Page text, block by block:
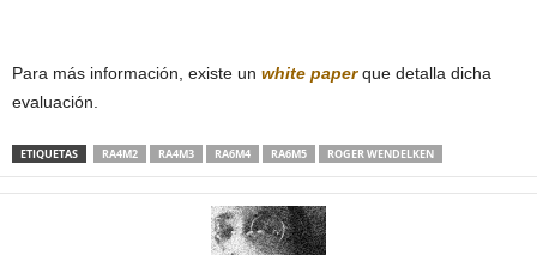
Para más información, existe un white paperque detalla dicha
evaluación.
ETIQUETAS RA4M2 RA4M3 RA6M4 RA6M5 ROGER WENDELKEN